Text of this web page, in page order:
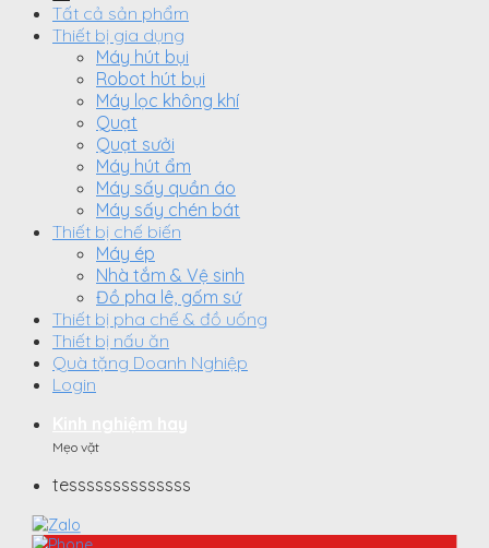
Tất cả sản phẩm
Thiết bị gia dụng
Máy hút bụi
Robot hút bụi
Máy lọc không khí
Quạt
Quạt sưởi
Máy hút ẩm
Máy sấy quần áo
Máy sấy chén bát
Thiết bị chế biến
Máy ép
Nhà tắm & Vệ sinh
Đồ pha lê, gốm sứ
Thiết bị pha chế & đồ uống
Thiết bị nấu ăn
Quà tặng Doanh Nghiệp
Login
Mẹo vặt
tessssssssssssss